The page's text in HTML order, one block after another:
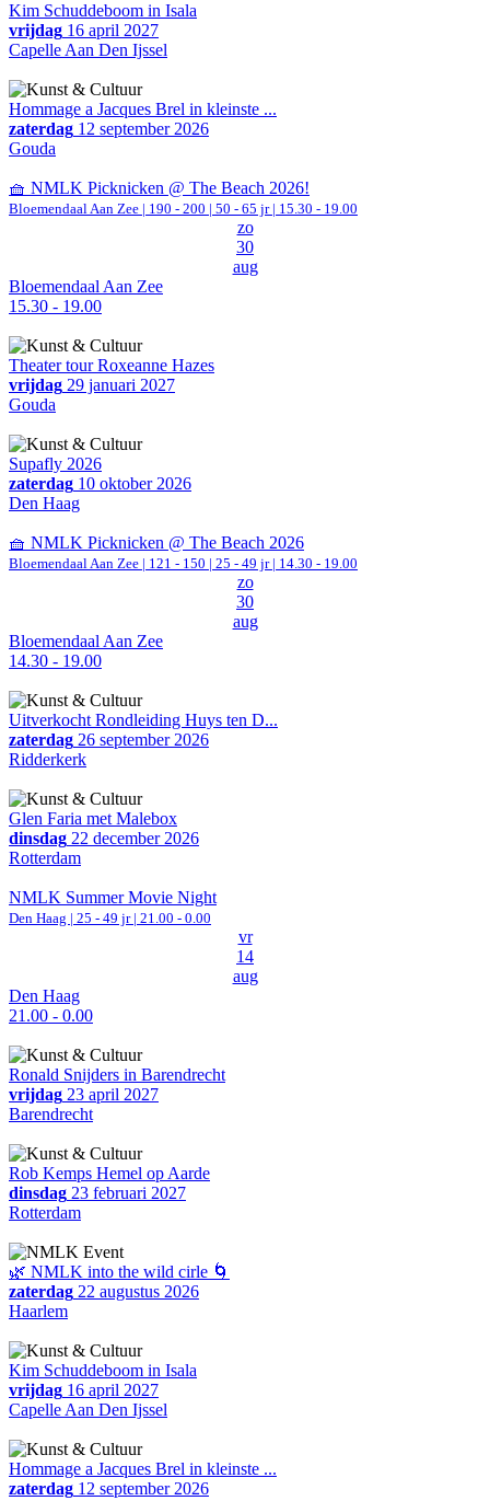
Kim Schuddeboom in Isala
vrijdag 16 april 2027
Capelle Aan Den Ijssel
Hommage a Jacques Brel in kleinste ...
zaterdag 12 september 2026
Gouda
🧺 NMLK Picknicken @ The Beach 2026!
Bloemendaal Aan Zee | 190 - 200 | 50 - 65 jr | 15.30 - 19.00
zo
30
aug
Bloemendaal Aan Zee
15.30 - 19.00
Theater tour Roxeanne Hazes
vrijdag 29 januari 2027
Gouda
Supafly 2026
zaterdag 10 oktober 2026
Den Haag
🧺 NMLK Picknicken @ The Beach 2026
Bloemendaal Aan Zee | 121 - 150 | 25 - 49 jr | 14.30 - 19.00
zo
30
aug
Bloemendaal Aan Zee
14.30 - 19.00
Uitverkocht Rondleiding Huys ten D...
zaterdag 26 september 2026
Ridderkerk
Glen Faria met Malebox
dinsdag 22 december 2026
Rotterdam
NMLK Summer Movie Night
Den Haag | 25 - 49 jr | 21.00 - 0.00
vr
14
aug
Den Haag
21.00 - 0.00
Ronald Snijders in Barendrecht
vrijdag 23 april 2027
Barendrecht
Rob Kemps Hemel op Aarde
dinsdag 23 februari 2027
Rotterdam
🌿 NMLK into the wild cirle 🌀
zaterdag 22 augustus 2026
Haarlem
Kim Schuddeboom in Isala
vrijdag 16 april 2027
Capelle Aan Den Ijssel
Hommage a Jacques Brel in kleinste ...
zaterdag 12 september 2026